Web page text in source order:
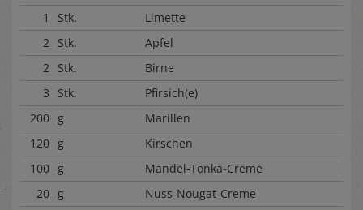
1
Stk.
Limette
2 Stk.
Apfel
2 Stk.
Birne
3
Stk.
Pfirsich(e)
200 g
Marillen
120 g
Kirschen
100 g
Mandel-Tonka-Creme
20 g
Nuss-Nougat-Creme